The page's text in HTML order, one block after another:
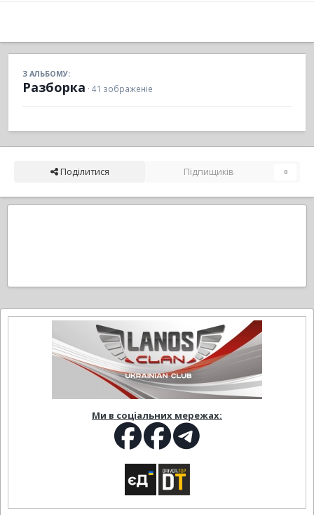
З АЛЬБОМУ:
Разборка · 41 зображеніе
Поділитися Підпищиків 0
Ми в соціальних мережах: